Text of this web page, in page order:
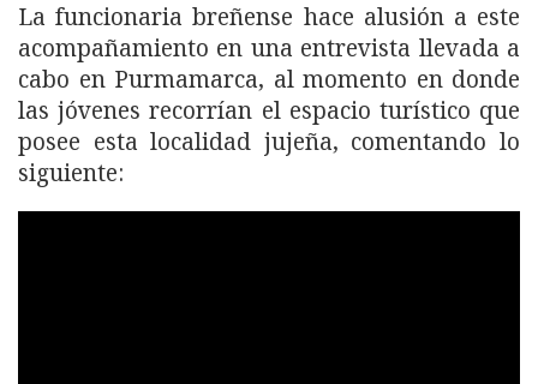
La funcionaria breñense hace alusión a este
acompañamiento en una entrevista llevada a
cabo en Purmamarca, al momento en donde
las jóvenes recorrían el espacio turístico que
posee esta localidad jujeña, comentando lo
siguiente: